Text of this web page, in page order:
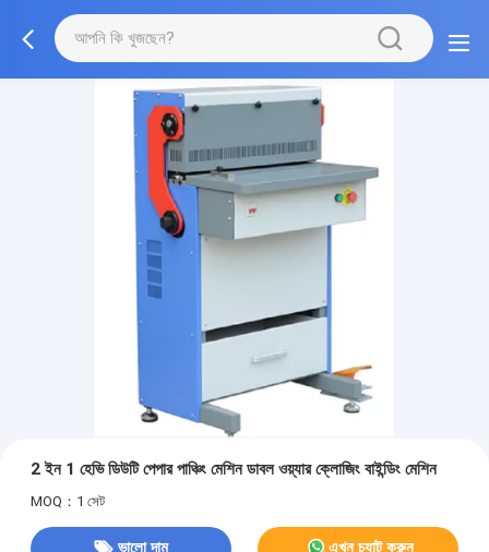
2 ইন 1 হেভি ডিউটি ​​পেপার পাঞ্চিং মেশিন ডাবল ওয়্যার ক্লোজিং বাইন্ডিং মেশিন
MOQ：1 সেট
ভালো দাম এখন চ্যাট করুন